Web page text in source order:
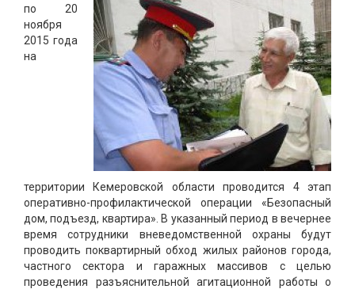
по 20
ноября
2015 года
на
территории Кемеровской области проводится 4 этап
оперативно-профилактической операции «Безопасный
дом, подъезд, квартира». В указанный период в вечернее
время сотрудники вневедомственной охраны будут
проводить поквартирный обход жилых районов города,
частного сектора и гаражных массивов с целью
проведения разъяснительной агитационной работы о